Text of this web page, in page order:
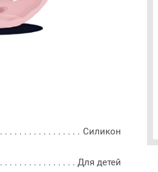
Силикон
Для детей